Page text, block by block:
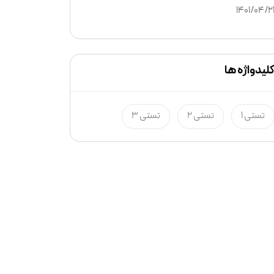
1401/04/21
کلیدواژه ها
تستی 1 تستی 2 تستی 3